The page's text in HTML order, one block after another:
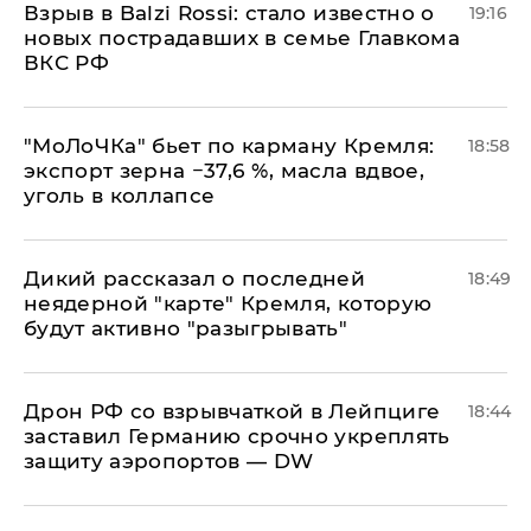
Взрыв в Balzi Rossi: стало известно о
новых пострадавших в семье Главкома
ВКС РФ
19:16
​"МоЛоЧКа" бьет по карману Кремля:
экспорт зерна −37,6 %, масла вдвое,
уголь в коллапсе
18:58
Дикий рассказал о последней
неядерной "карте" Кремля, которую
будут активно "разыгрывать"
18:49
​Дрон РФ со взрывчаткой в Лейпциге
заставил Германию срочно укреплять
защиту аэропортов — DW
18:44